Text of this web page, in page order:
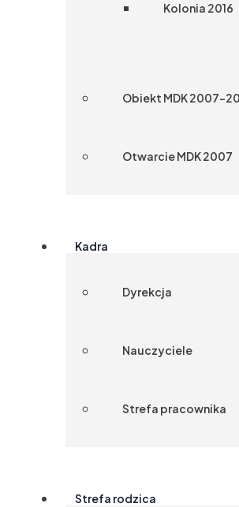
Kolonia 2016
Obiekt MDK 2007-
Otwarcie MDK 2007
Kadra
Dyrekcja
Nauczyciele
Strefa pracownika
Strefa rodzica